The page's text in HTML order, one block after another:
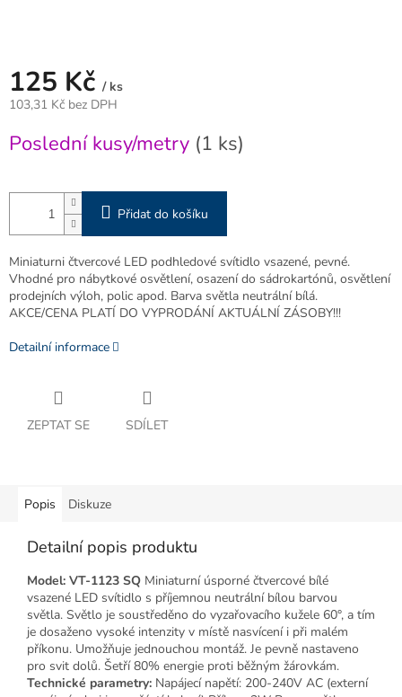
125 Kč / ks
103,31 Kč bez DPH
cena:
Poslední kusy/metry (1 ks)
Přidat do košíku
Miniaturni čtvercové LED podhledové svítidlo vsazené, pevné.
Vhodné pro nábytkové osvětlení, osazení do sádrokartónů, osvětlení
prodejních výloh, polic apod. Barva světla neutrální bílá.
AKCE/CENA PLATÍ DO VYPRODÁNÍ AKTUÁLNÍ ZÁSOBY!!!
Detailní informace
ZEPTAT SE SDÍLET
Popis Diskuze
Detailní popis produktu
Model: VT-1123 SQ Miniaturní úsporné čtvercové bílé
vsazené LED svítidlo s příjemnou neutrální bílou barvou
světla. Světlo je soustředěno do vyzařovacího kužele 60°, a tím
je dosaženo vysoké intenzity v místě nasvícení i při malém
příkonu. Umožňuje jednouchou montáž. Je pevně nastaveno
pro svit dolů. Šetří 80% energie proti běžným žárovkám.
Technické parametry: Napájecí napětí: 200-240V AC (externí